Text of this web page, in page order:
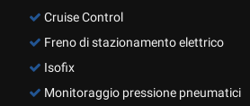
Cruise Control
Freno di stazionamento elettrico
Isofix
Monitoraggio pressione pneumatici